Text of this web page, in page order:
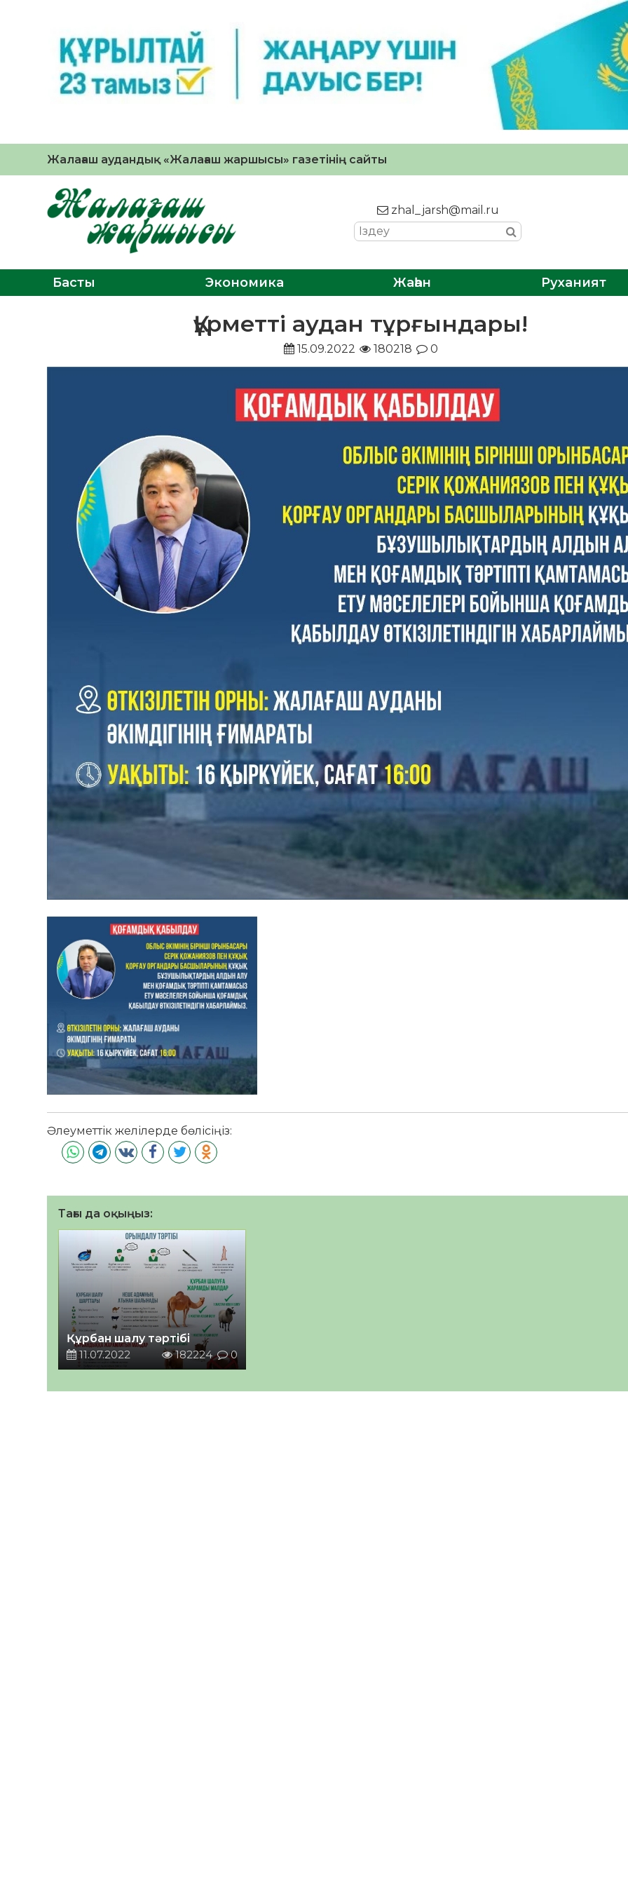
Жалағаш аудандық «Жалағаш жаршысы» газетінің сайты
zhal_jarsh@mail.ru
Басты Экономика Жаһан Руханият
Құрметті аудан тұрғындары!
15.09.2022 180218 0
Әлеуметтік желілерде бөлісіңіз:
Тағы да оқыңыз:
Құрбан шалу тәртібі
11.07.2022
182224 0